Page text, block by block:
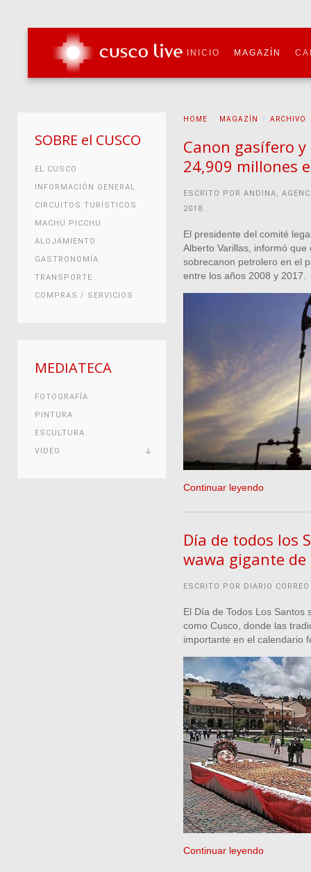
INICIO MAGAZÍN
HOME MAGAZÍN ARCHIVO
Canon gasífero
24,909 millones
ESCRITO POR ANDINA,
2018.
El presidente del comité
Alberto Varillas, informó
sobrecanon petrolero en el
entre los años 2008 y 2017.
Continuar leyendo
Día de todos los
wawa gigante
ESCRITO POR DIARIO
El Día de Todos Los Santos
como Cusco, donde las
importante en el calendario
Continuar leyendo
SOBRE el CUSCO
EL CUSCO
INFORMACIÓN GENERAL
CIRCUITOS TURÍSTICOS
MACHU PICCHU
ALOJAMIENTO
GASTRONOMÍA
TRANSPORTE
COMPRAS / SERVICIOS
MEDIATECA
FOTOGRAFÍA
PINTURA
ESCULTURA
VIDEO